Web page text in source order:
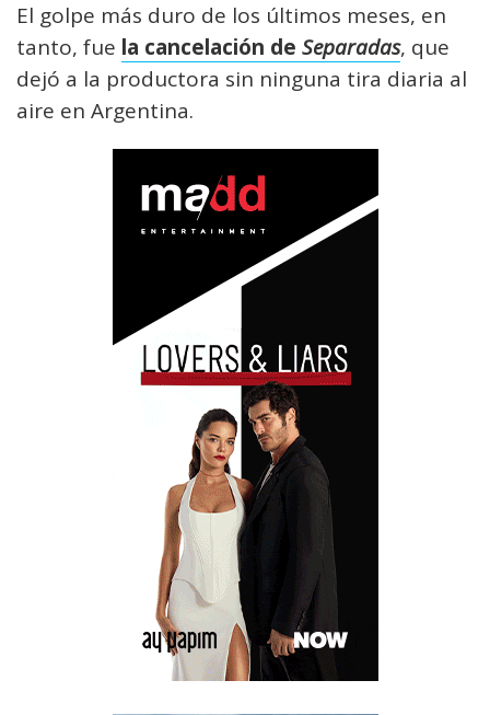
El golpe más duro de los últimos meses, en
tanto, fue la cancelación de Separadas, que
dejó a la productora sin ninguna tira diaria al
aire en Argentina.